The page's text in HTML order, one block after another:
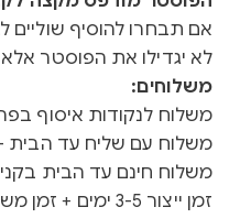
אם תבחרו להוסיף שוליים
לא יגדילו את הפוסטר אלא
משלוחים:
משלוח לנקודות איסוף
משלוח עם שליח עד הבית – 40
משלוח חינם עד הבית בקנייה